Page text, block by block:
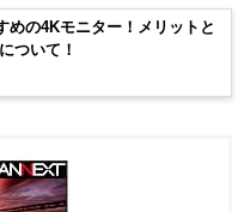
めの4Kモニター！メリットと
ついて！